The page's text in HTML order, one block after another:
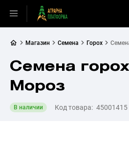
Магазин Семена Горох
Семена
Мороз
В наличии Код товара: 45001415